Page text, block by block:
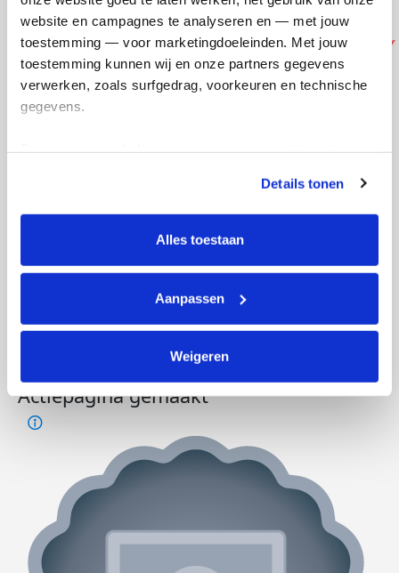
website en campagnes te analyseren en — met jouw
toestemming — voor marketingdoeleinden. Met jouw
toestemming kunnen wij en onze partners gegevens
verwerken, zoals surfgedrag, voorkeuren en technische
gegevens.
tonen. Je kunt je toestemming op elk moment wijzigen of
intrekken via Cookie instellingen onderaan de pagina. De
lijst met cookies is te vinden in het tabblad “details”.
Details tonen
Alles toestaan
Aanpassen
Weigeren
Actiepagina gemaakt